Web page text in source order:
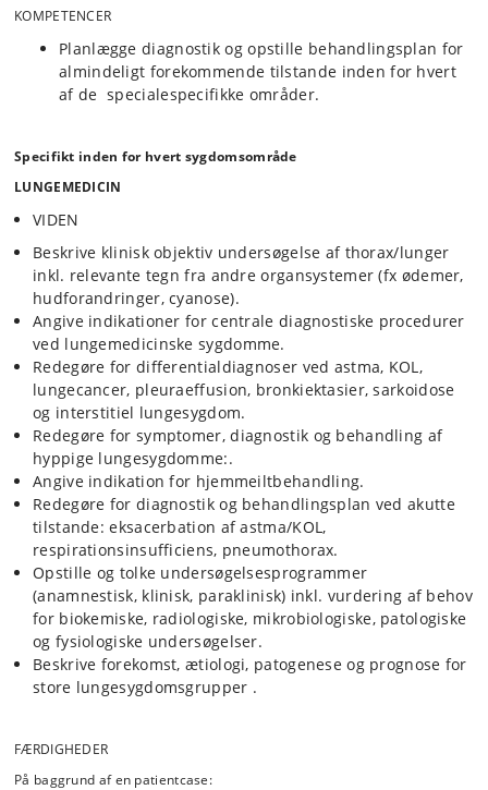
KOMPETENCER
Planlægge diagnostik og opstille behandlingsplan for
almindeligt forekommende tilstande inden for hvert
af de specialespecifikke områder.
Specifikt inden for hvert sygdomsområde
LUNGEMEDICIN
VIDEN
Beskrive klinisk objektiv undersøgelse af thorax/lunger
inkl. relevante tegn fra andre organsystemer (fx ødemer,
hudforandringer, cyanose).
Angive indikationer for centrale diagnostiske procedurer
ved lungemedicinske sygdomme.
Redegøre for differentialdiagnoser ved astma, KOL,
lungecancer, pleuraeffusion, bronkiektasier, sarkoidose
og interstitiel lungesygdom.
Redegøre for symptomer, diagnostik og behandling af
hyppige lungesygdomme:.
Angive indikation for hjemmeiltbehandling.
Redegøre for diagnostik og behandlingsplan ved akutte
tilstande: eksacerbation af astma/KOL,
respirationsinsufficiens, pneumothorax.
Opstille og tolke undersøgelsesprogrammer
(anamnestisk, klinisk, paraklinisk) inkl. vurdering af behov
for biokemiske, radiologiske, mikrobiologiske, patologiske
og fysiologiske undersøgelser.
Beskrive forekomst, ætiologi, patogenese og prognose for
store lungesygdomsgrupper .
FÆRDIGHEDER
På baggrund af en patientcase: